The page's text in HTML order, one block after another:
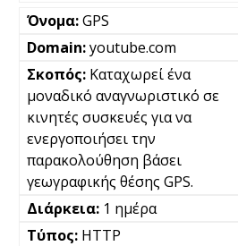
GPS
youtube.com
Καταχωρεί ένα
μοναδικό αναγνωριστικό σε
κινητές συσκευές για να
ενεργοποιήσει την
παρακολούθηση βάσει
γεωγραφικής θέσης GPS.
1 ημέρα
HTTP